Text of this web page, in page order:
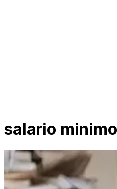
salario minimo